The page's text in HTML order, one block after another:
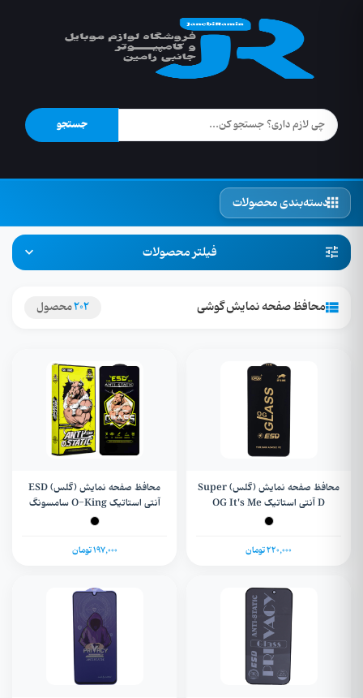
جستجو
دسته‌بندی محصولات
فیلتر محصولات
محافظ صفحه نمایش گوشی 202محصول
محافظ صفحه نمایش (گلس) Super
D آنتی استاتیک OG It's Me
سامسونگ Galaxy A54 / S20 FE /
220,000 تومان
محافظ صفحه نمایش (گلس) ESD
آنتی استاتیک O-King سامسونگ
Galaxy S20Fe / S20Life/ A52/
/ Note 10s / Note 11 4G / Poco
197,000 تومان